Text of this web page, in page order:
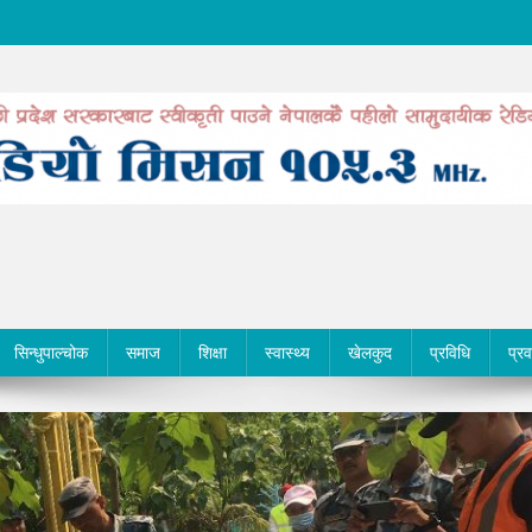
सिन्धुपाल्चोक समाज शिक्षा स्वास्थ्य खेलकुद प्रविधि